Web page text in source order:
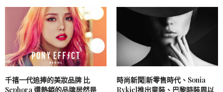
千禧一代追捧的美妝品牌 比
Sephora 還熱銷的品牌居然是
時尚新聞|新零售時代、Sonia
Rykiel推出童裝、巴黎時裝周以